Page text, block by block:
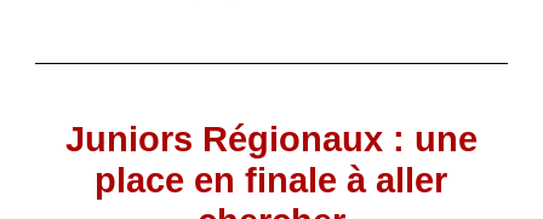
Juniors Régionaux : une
place en finale à aller